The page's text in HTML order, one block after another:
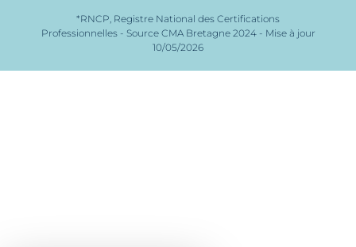
*RNCP, Registre National des Certifications
Professionnelles - Source CMA Bretagne 2024 - Mise à jour
10/05/2026